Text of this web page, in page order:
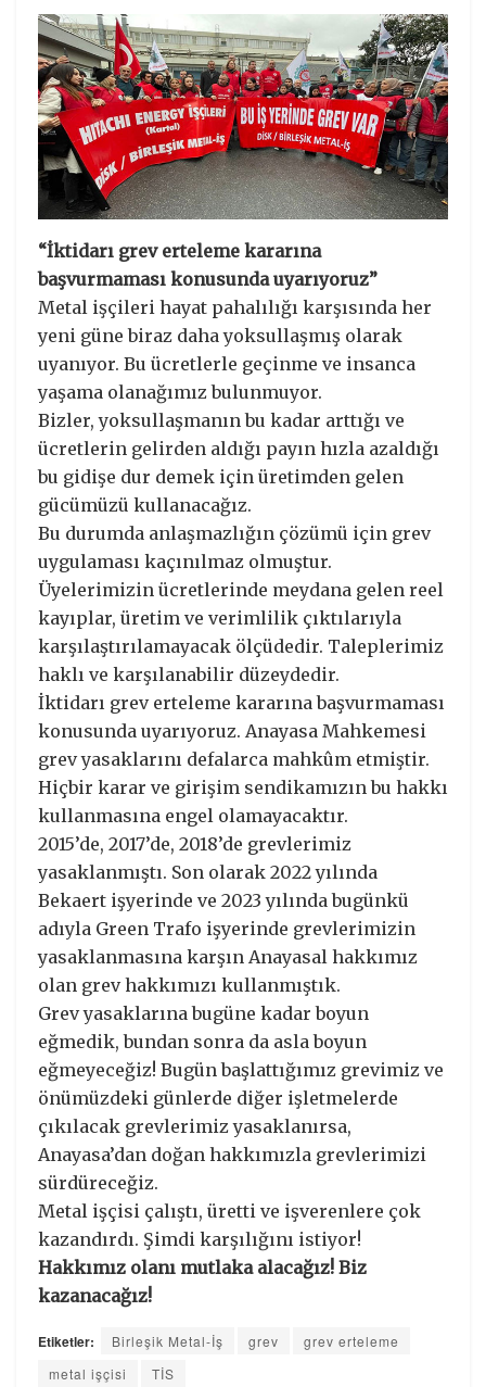
“İktidarı grev erteleme kararına
başvurmaması konusunda uyarıyoruz”
Metal işçileri hayat pahalılığı karşısında her
yeni güne biraz daha yoksullaşmış olarak
uyanıyor. Bu ücretlerle geçinme ve insanca
yaşama olanağımız bulunmuyor.
Bizler, yoksullaşmanın bu kadar arttığı ve
ücretlerin gelirden aldığı payın hızla azaldığı
bu gidişe dur demek için üretimden gelen
gücümüzü kullanacağız.
Bu durumda anlaşmazlığın çözümü için grev
uygulaması kaçınılmaz olmuştur.
Üyelerimizin ücretlerinde meydana gelen reel
kayıplar, üretim ve verimlilik çıktılarıyla
karşılaştırılamayacak ölçüdedir. Taleplerimiz
haklı ve karşılanabilir düzeydedir.
İktidarı grev erteleme kararına başvurmaması
konusunda uyarıyoruz. Anayasa Mahkemesi
grev yasaklarını defalarca mahkûm etmiştir.
Hiçbir karar ve girişim sendikamızın bu hakkı
kullanmasına engel olamayacaktır.
2015’de, 2017’de, 2018’de grevlerimiz
yasaklanmıştı. Son olarak 2022 yılında
Bekaert işyerinde ve 2023 yılında bugünkü
adıyla Green Trafo işyerinde grevlerimizin
yasaklanmasına karşın Anayasal hakkımız
olan grev hakkımızı kullanmıştık.
Grev yasaklarına bugüne kadar boyun
eğmedik, bundan sonra da asla boyun
eğmeyeceğiz! Bugün başlattığımız grevimiz ve
önümüzdeki günlerde diğer işletmelerde
çıkılacak grevlerimiz yasaklanırsa,
Anayasa’dan doğan hakkımızla grevlerimizi
sürdüreceğiz.
Metal işçisi çalıştı, üretti ve işverenlere çok
kazandırdı. Şimdi karşılığını istiyor!
Hakkımız olanı mutlaka alacağız! Biz
kazanacağız!
Etiketler: Birleşik Metal-İş grev
grev erteleme
metal işçisi
TİS